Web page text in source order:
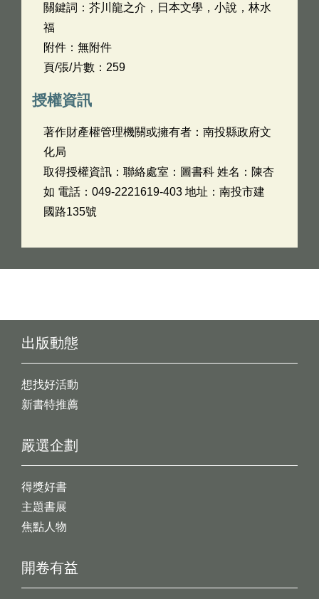
關鍵詞：芥川龍之介，日本文學，小說，林水
福
附件：無附件
頁/張/片數：259
授權資訊
著作財產權管理機關或擁有者：南投縣政府文
化局
取得授權資訊：聯絡處室：圖書科 姓名：陳杏
如 電話：049-2221619-403 地址：南投市建
國路135號
出版動態
想找好活動
新書特推薦
開卷有益
嚴選企劃
得獎好書
主題書展
焦點人物